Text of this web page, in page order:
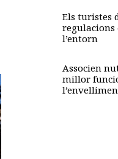
Els turistes
regulacions
l’entorn
Associen
millor